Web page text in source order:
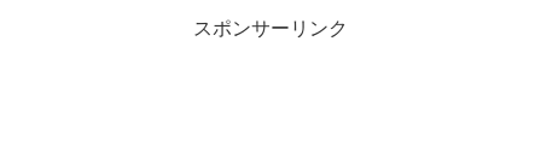
スポンサーリンク